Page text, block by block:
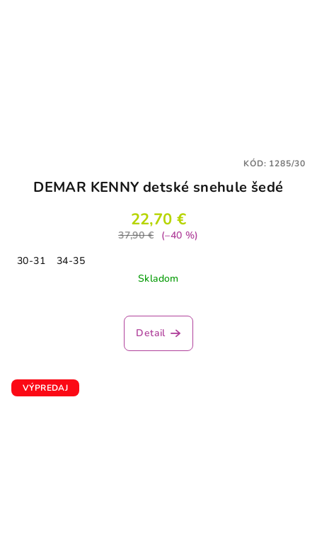
DEMAR KENNY detské snehule šedé
22,70 €
37,90 €
(–40 %)
30-31
34-35
Skladom
hodnotenie
produktu
Detail
KÓD: 1285/30
VÝPREDAJ